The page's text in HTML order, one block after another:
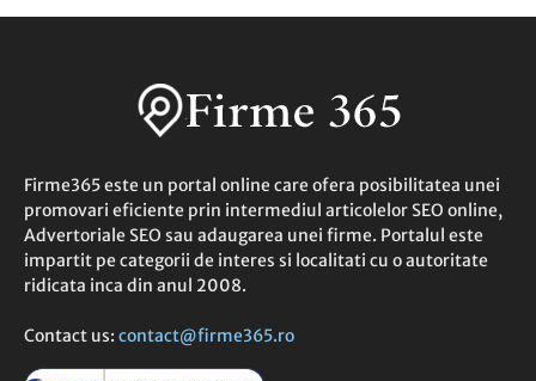
Firme365 este un portal online care ofera posibilitatea unei
promovari eficiente prin intermediul articolelor SEO online,
Advertoriale SEO sau adaugarea unei firme. Portalul este
impartit pe categorii de interes si localitati cu o autoritate
ridicata inca din anul 2008.
Contact us: contact@firme365.ro